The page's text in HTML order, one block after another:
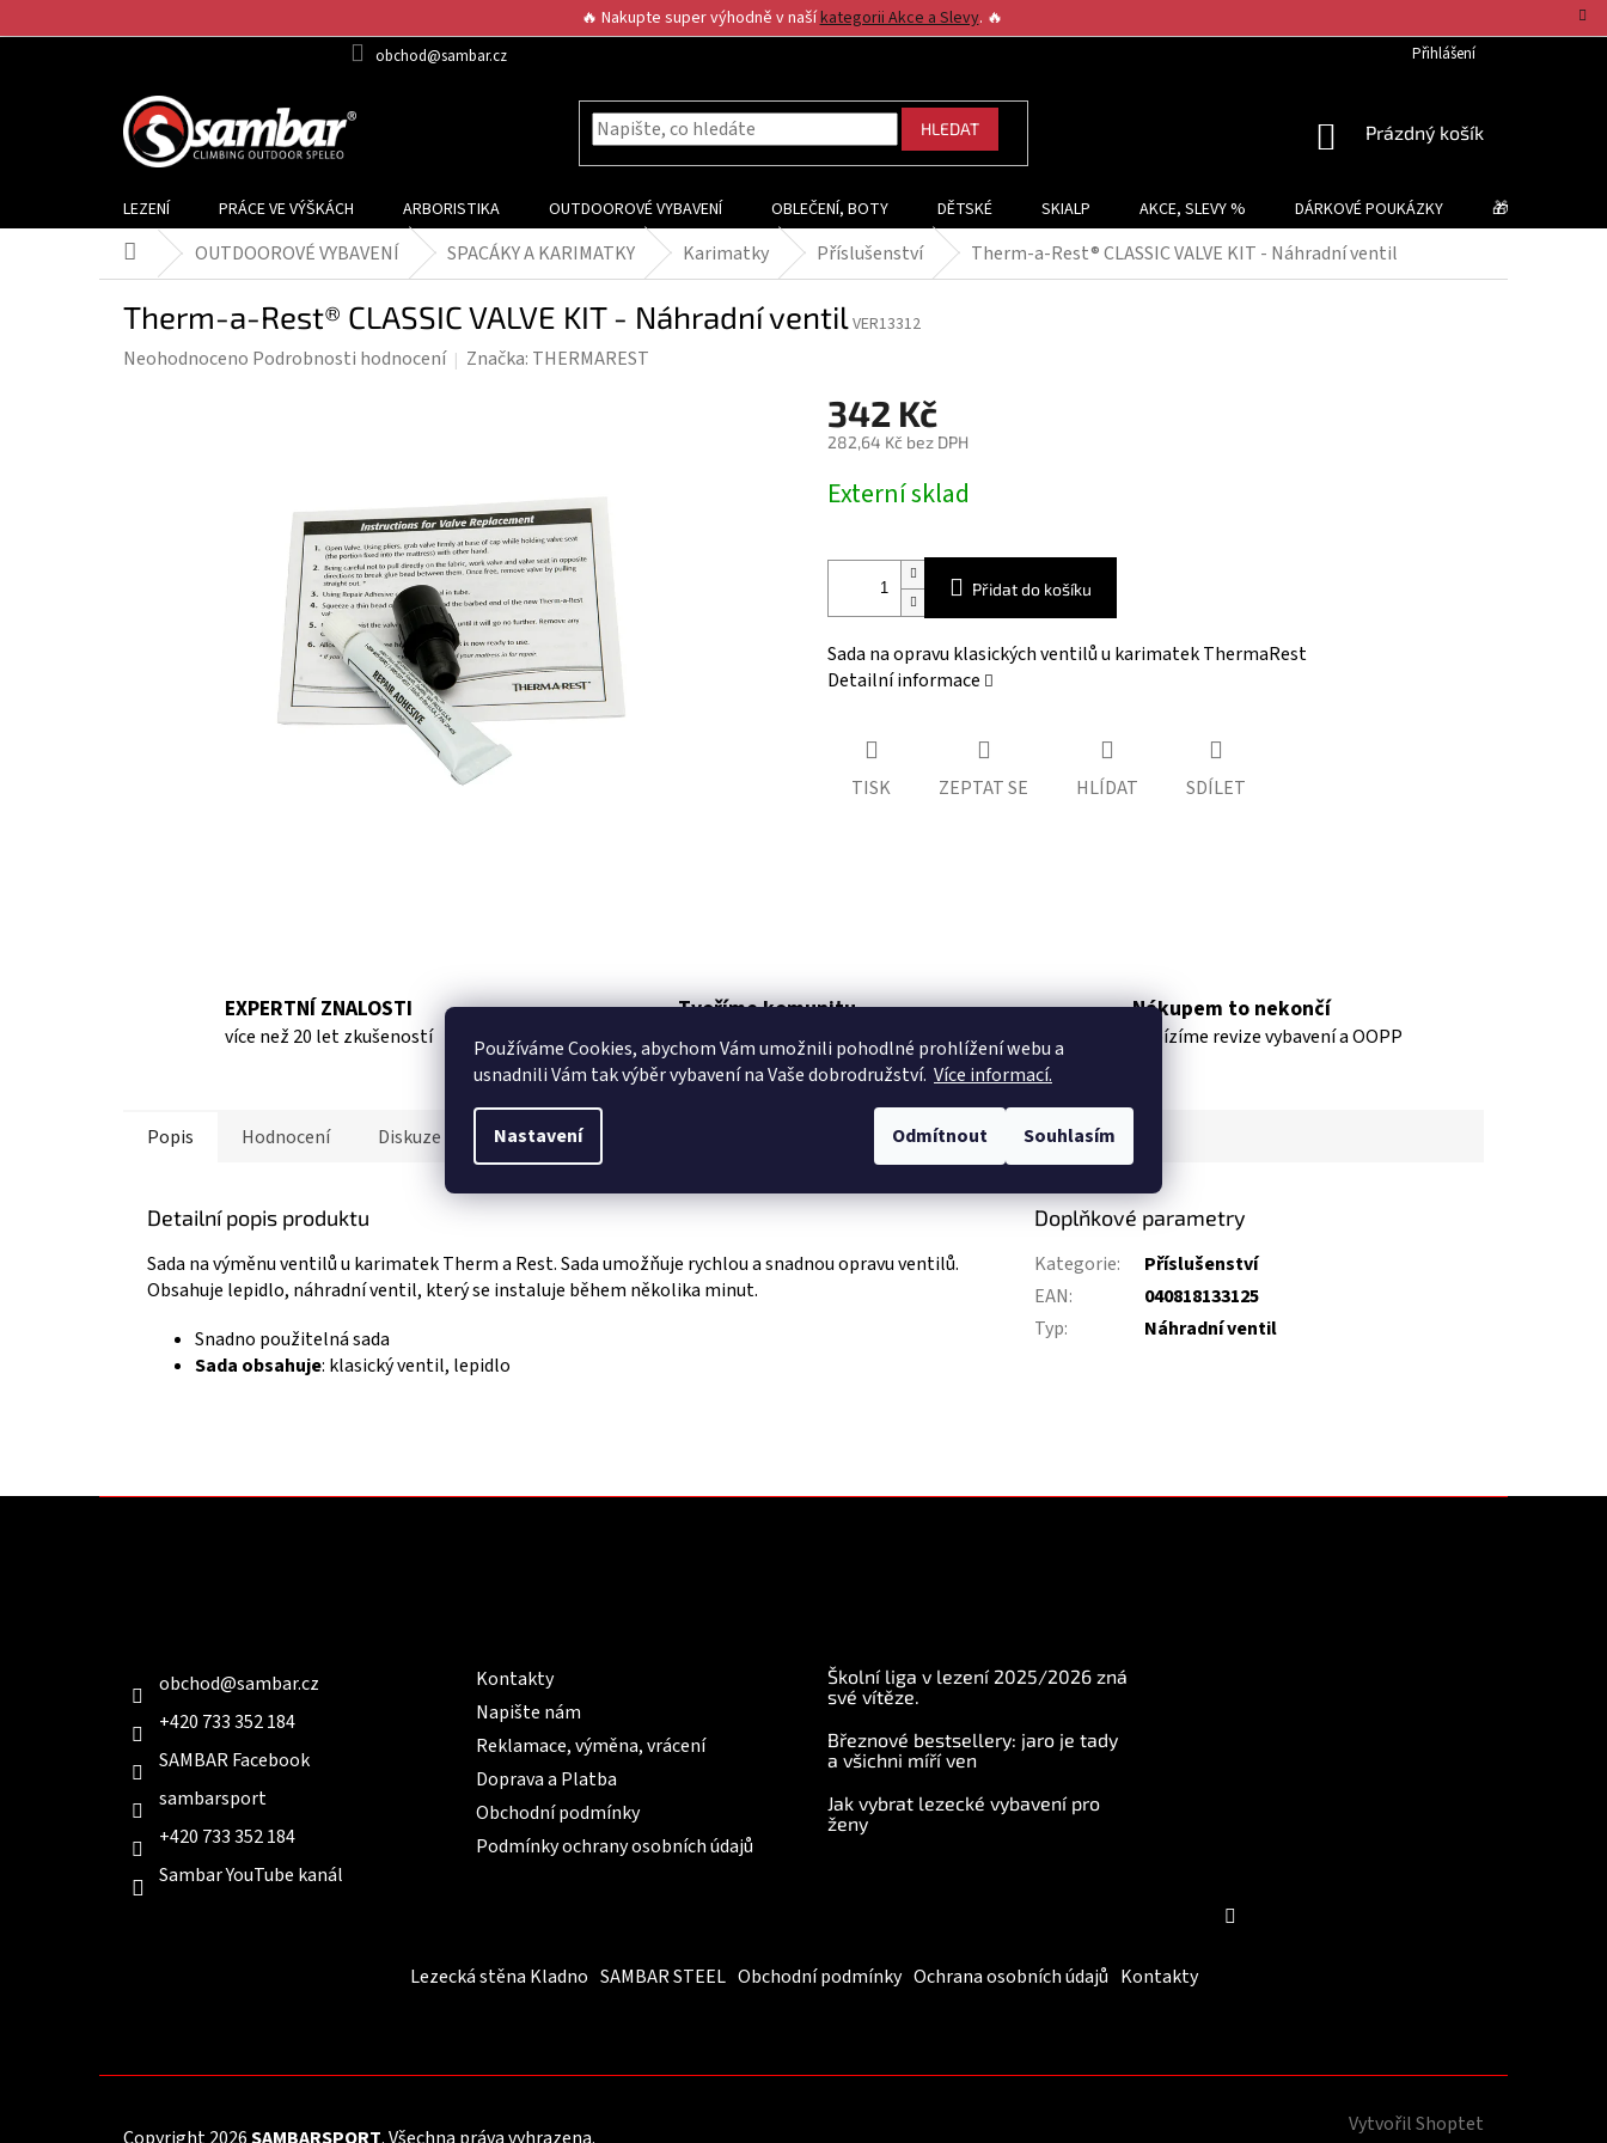
Používáme Cookies, abychom Vámumožnili pohodlné prohlížení webu a
usnadnili Vám tak výběr vybavení na Vaše dobrodružství. Více informací.
Nastavení Odmítnout Souhlasím
na
🔥 Nakupte super výhodně v našíkategorii Akce a Slevy. 🔥
obchod@sambar.cz Přihlášení
HLEDAT
NÁKUPNÍ
Prázdný košík
LEZENÍ PRÁCE VE VÝŠKÁCH ARBORISTIKA OUTDOOROVÉ VYBAVENÍ OBLEČENÍ, BOTY DĚTSKÉ SKIALP AKCE, SLEVY % DÁRKOVÉ POUKÁZKY 🎁 TIPY NA
Domů OUTDOOROVÉ VYBAVENÍ SPACÁKY A KARIMATKY Karimatky Příslušenství Therm-a-Rest® CLASSIC VALVE KIT - Náhradní ventil
Therm-a-Rest® CLASSIC VALVE KIT - Náhradní ventil VER13312
Průměrné
Neohodnoceno Podrobnosti hodnocení Značka: THERMAREST
342 Kč
282,64 Kč bez DPH
cena:
Externí sklad
Přidat do košíku
Sada na opravu klasických ventilů u karimatek ThermaRest
Detailní informace
TISK ZEPTAT SE HLÍDAT SDÍLET
EXPERTNÍ ZNALOSTI
více než 20 let zkušeností
Tvoříme komunitu
podporujeme lezecké a sportovní oddíly
Nákupem to nekončí
nabízíme revize vybavení a OOPP
Popis Hodnocení Diskuze Ostatní informace
Detailní popis produktu
Sada na výměnu ventilů u karimatek Therm a Rest. Sada umožňuje rychlou a snadnou opravu ventilů.
Obsahuje lepidlo, náhradní ventil, který se instaluje během několika minut.
Snadno použitelná sada
Sada obsahuje: klasický ventil, lepidlo
Doplňkové parametry
Kategorie:
Příslušenství
EAN:
040818133125
Typ: Náhradní ventil
obchod@sambar.cz
+420 733 352 184
SAMBAR Facebook
sambarsport
+420 733 352 184
Sambar YouTube kanál
Kontakty
Napište nám
Reklamace, výměna, vrácení
Doprava a Platba
Obchodní podmínky
Podmínky ochrany osobních údajů
Školní liga v lezení 2025/2026 zná
své vítěze.
Březnové bestsellery: jaro je tady
a všichni míří ven
Jak vybrat lezecké vybavení pro
ženy
Lezecká stěna Kladno SAMBAR STEEL Obchodní podmínky Ochrana osobních údajů Kontakty
Vytvořil Shoptet